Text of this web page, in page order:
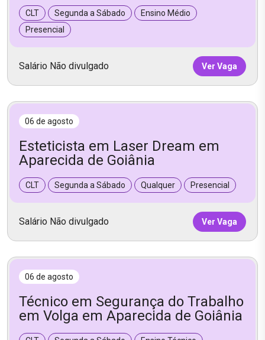
CLT Segunda a Sábado
Ensino Médio
Presencial
Salário Não divulgado Ver Vaga
06 de agosto
Esteticista em Laser Dream em
Aparecida de Goiânia
CLT Segunda a Sábado Qualquer Presencial
Salário Não divulgado Ver Vaga
06 de agosto
Técnico em Segurança do Trabalho
em Volga em Aparecida de Goiânia